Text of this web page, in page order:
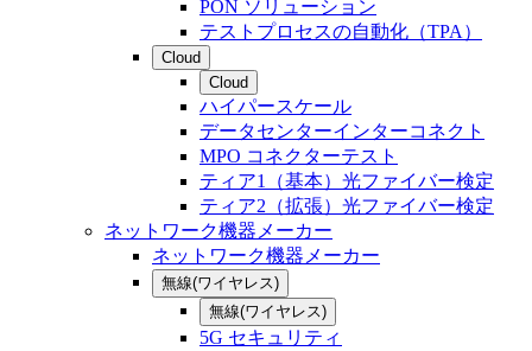
PON ソリューション
テストプロセスの自動化（TPA）
Cloud
Cloud
ハイパースケール
データセンターインターコネクト
MPO コネクターテスト
ティア1（基本）光ファイバー検定
ティア2（拡張）光ファイバー検定
ネットワーク機器メーカー
ネットワーク機器メーカー
無線(ワイヤレス)
無線(ワイヤレス)
5G セキュリティ